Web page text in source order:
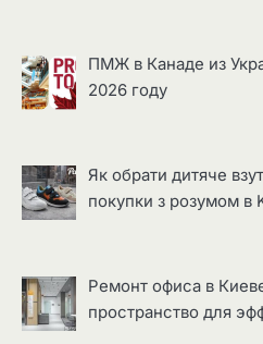
ПМЖ в Канаде из
2026 году
Як обрати дитяче
покупки з розумом в
Ремонт офиса в
пространство для